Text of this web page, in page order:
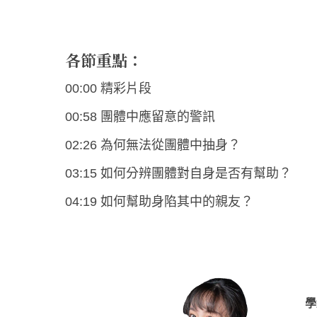
各節重點：
00:00 精彩片段
00:58 團體中應留意的警訊
02:26 為何無法從團體中抽身？
03:15 如何分辨團體對自身是否有幫助？
04:19 如何幫助身陷其中的親友？